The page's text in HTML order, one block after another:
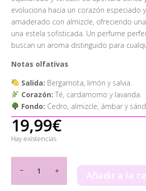
evoluciona hacia un corazón especiado
amaderado con almizcle, ofreciendo
una estela sofisticada. Un perfume
buscan un aroma distinguido para
Notas olfativas
Salida: Bergamota, limón y salvia.
Corazón: Té, cardamomo y lavanda.
Fondo: Cedro, almizcle, ámbar y
19,99€
Hay existencias
Arab
Añadir a la